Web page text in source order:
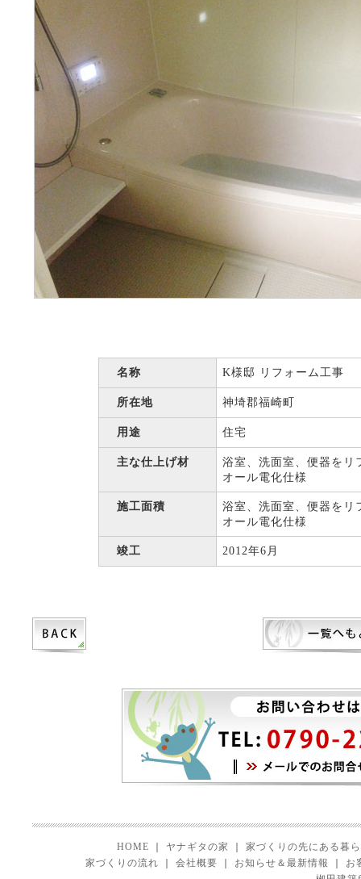
名称 K様邸 リフォーム工事
所在地 神埼郡福崎町
用途 住宅
主な仕上げ材
浴室、洗面室、便器をリ
オール電化仕様
施工面積
浴室、洗面室、便器をリ
オール電化仕様
竣工 2012年6月
HOME ヤナギタの家
家づくりの先にある暮
家づくりの流れ
｜会社概要 お知らせ＆最新情報
お